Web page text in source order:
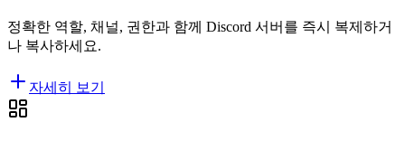
정확한 역할, 채널, 권한과 함께 Discord 서버를 즉시 복제하거
나 복사하세요.
자세히 보기